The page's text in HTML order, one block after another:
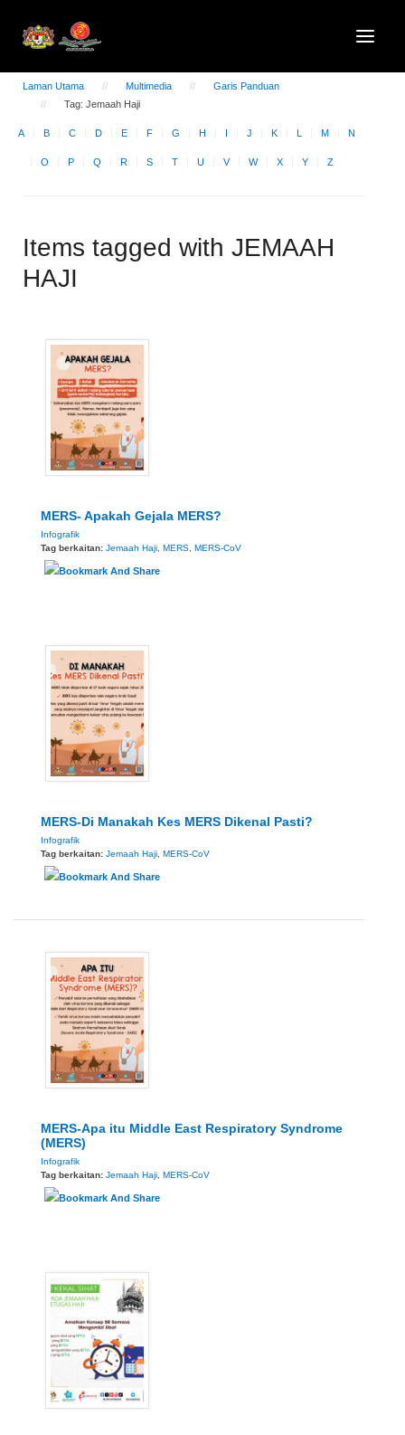
Laman Utama Multimedia
Garis Panduan
Tag: Jemaah Haji
A B C D E F G H I J K L M N
O P Q R S T U V W X Y Z
Items tagged with JEMAAH
HAJI
MERS- Apakah Gejala MERS?
Infografik
Tag berkaitan: Jemaah Haji MERS MERS-CoV
MERS-Di Manakah Kes MERS Dikenal Pasti?
Infografik
Tag berkaitan: Jemaah Haji MERS-CoV
MERS-Apa itu Middle East Respiratory Syndrome
(MERS)
Infografik
Tag berkaitan: Jemaah Haji MERS-CoV